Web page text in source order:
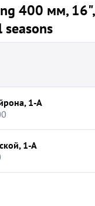
400 мм, 16",
seasons
1-А
1-А